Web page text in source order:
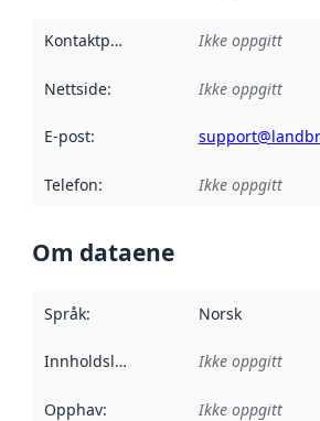
Kontaktpunkt Ikke oppgitt
Nettside: Ikke oppgitt
E-post:
Telefon: Ikke oppgitt
Om dataene
Språk: Norsk
Innholdsleverandører :
Ikke oppgitt
Opphav: Ikke oppgitt